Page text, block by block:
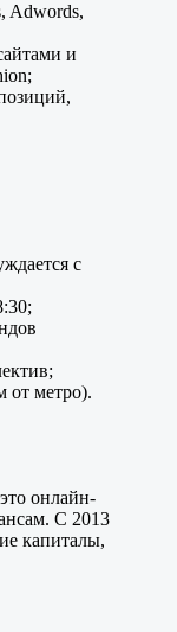
Adwords,
и
с
от метро).
онлайн-
С 2013
капиталы,